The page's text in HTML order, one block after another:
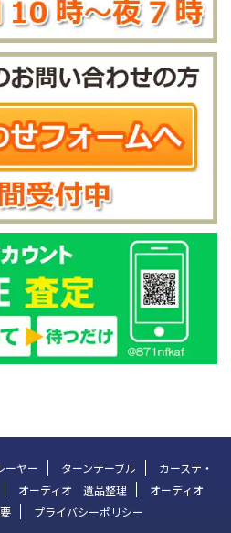
ーヤー ターンテーブル
カーステ・
オーディオ 遺品整理
オーディオ
プライバシーポリシー